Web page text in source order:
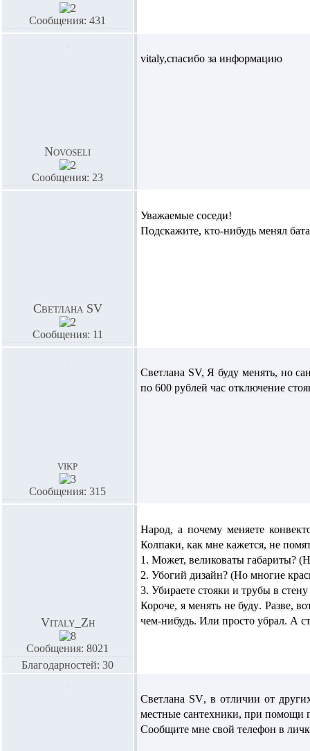
Сообщения: 431
Novoseli
Сообщения: 23
vitaly,спасибо за информацию
Светлана SV
Сообщения: 11
Уважаемые соседи!
Подскажите, кто-нибудь менял
vikp
Сообщения: 315
Светлана SV, Я буду менять, но
по 600 рублей час отключение
Vitaly_Zh
Сообщения: 8021
Благодарностей: 30
Народ, а почему меняете
Колпаки, как мне кажется, не
1. Может, великоваты габариты?
2. Убогий дизайн? (Но многие
3. Убираете стояки и трубы в
Короче, я менять не буду. Разве,
чем-нибудь. Или просто убрал. А
Светлана SV, в отличии от
местные сантехники, при помощи
Сообщите мне свой телефон в